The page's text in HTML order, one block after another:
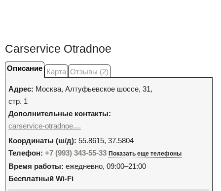
Carservice Otradnoe
Описание Карта Отзывы (2)
Адрес: Москва, Алтуфьевское шоссе, 31,
стр. 1
Дополнительные контакты:
carservice-otradnoe....
Координаты (ш/д): 55.8615, 37.5804
Телефон: +7 (993) 343-55-33 Показать еще телефоны
Время работы: ежедневно, 09:00–21:00
Бесплатный Wi-Fi